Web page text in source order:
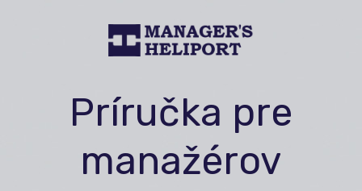
Príručka pre
manažérov